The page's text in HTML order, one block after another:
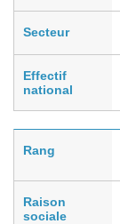
Secteur
Effectif
national
Rang
Raison
sociale